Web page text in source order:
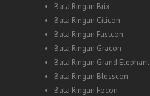
Bata Ringan Brix
Bata Ringan Citicon
Bata Ringan Fastcon
Bata Ringan Gracon
Bata Ringan Grand Elephant
Bata Ringan Blesscon
Bata Ringan Focon